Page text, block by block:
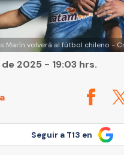
Marín volverá al fútbol chileno -
de 2025 - 19:03 hrs.
Seguir a T13 en